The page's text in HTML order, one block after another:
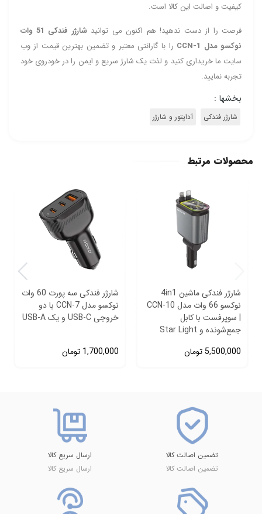
کیفیت و اصالت این کالا است.
فرصت را از دست ندهید! هم‌ اکنون می‌ توانید
شارژر فندکی 51 وات
نوکسو مدل CCN-1
را با گارانتی معتبر و تضمین بهترین قیمت از وب‌
سایت ما خریداری کنید و لذت یک شارژ سریع و ایمن را در خودروی خود
تجربه نمایید.
بخشها :
شارژر فندکی آداپتور و شارژر
محصولات مرتبط
شارژر فندکی ماشین 4in1
نوکسو 66 وات مدل CCN‑10
| سوپرفست با کابل
جمع‌شونده و Star Light
5,500,000تومان
شارژر فندکی سه پورت 60 وات
نوکسو مدل CCN-7 با دو
خروجی USB-C و یک USB-A
1,700,000 تومان
تضمین اصالت کالا
تضمین اصالت کالا
ارسال سریع کالا
ارسال سریع کالا